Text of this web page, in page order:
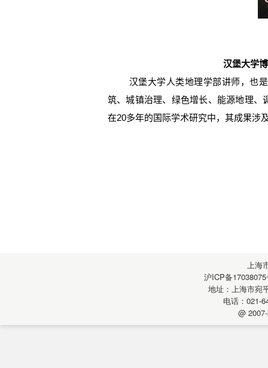
汉堡大学
汉堡大学人类地理学部讲师，也是
筑、城镇治理、绿色增长、能源地理、
在20多年的国际学术研究中，其成果涉
上海
沪ICP备
地址：上海市宛
电话：021-
@